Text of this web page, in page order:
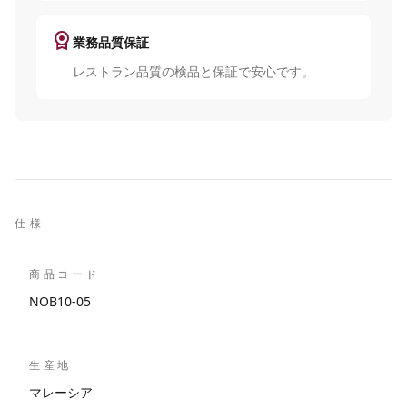
license 業務品質保証
レストラン品質の検品と保証で安心です。
仕様
商品コード
NOB10-05
生産地
マレーシア